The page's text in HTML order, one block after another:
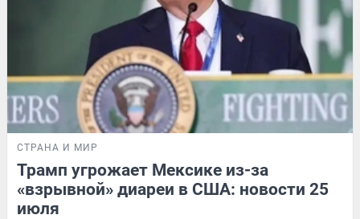
СТРАНА И МИР
Трамп угрожает Мексике из-за
«взрывной» диареи в США: новости 25
июля